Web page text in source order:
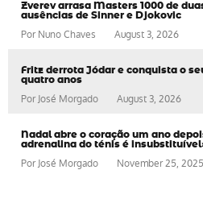
Zverev arrasa Masters 1000 de
ausências de Sinner e Djokovic
PorNuno Chaves August 3, 2026
Fritz derrota Jódar e conquista o
quatro anos
Por José Morgado August 3, 2026
Nadal abre o coração um ano
adrenalina do ténis é
PorJosé Morgado November 25, 2025